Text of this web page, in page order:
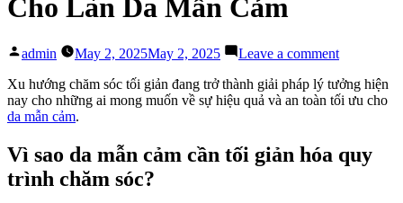
Cho Làn Da Mẫn Cảm
Posted
admin May 2, 2025May 2, 2025 Leave a commenton
Quyết
Tối
Xác
Cho
Xu hướng chăm sóc tối giản đang trở thành giải pháp lý tưởng hiện
nay cho những ai mong muốn về sự hiệu quả và an toàn tối ưu cho
da mẫn cảm.
Vì sao da mẫn cảm cần tối giản hóa quy
trình chăm sóc?